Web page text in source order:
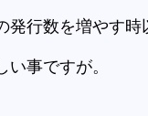
発行数を増やす時
事ですが。